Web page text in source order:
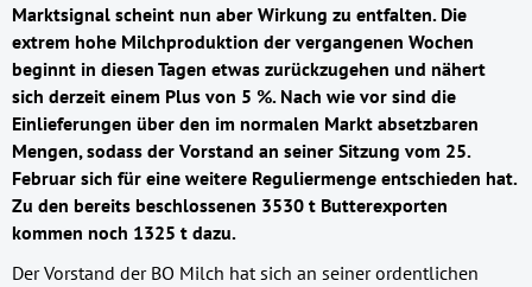
Marktsignal scheint nun aber Wirkung zu entfalten. Die
extrem hohe Milchproduktion der vergangenen Wochen
beginnt in diesen Tagen etwas zurückzugehen und nähert
sich derzeit einem Plus von 5 %. Nach wie vor sind die
Einlieferungen über den im normalen Markt absetzbaren
Mengen, sodass der Vorstand an seiner Sitzung vom 25.
Februar sich für eine weitere Reguliermenge entschieden hat.
Zu den bereits beschlossenen 3530 t Butterexporten
kommen noch 1325 t dazu.
Der Vorstand der BO Milch hat sich an seiner ordentlichen